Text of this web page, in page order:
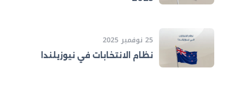
25 نوفمبر 2025
نظام الانتخابات في نيوزيلندا